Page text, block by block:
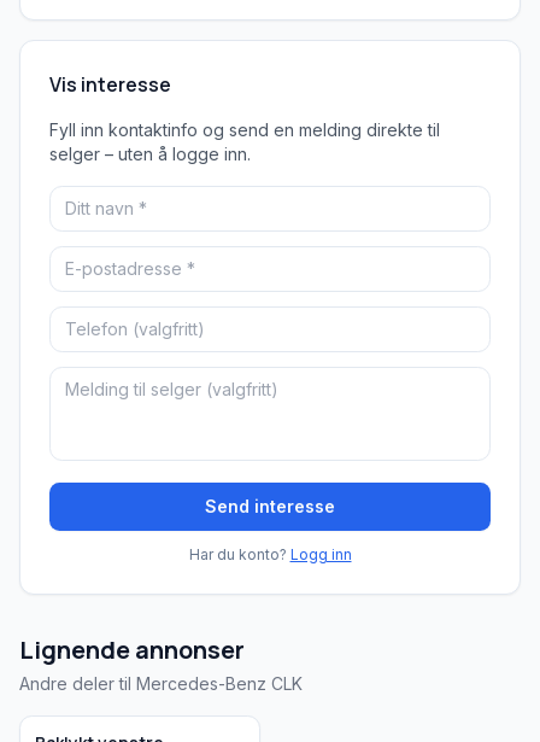
Vis interesse
Fyll inn kontaktinfo og send en melding direkte til
selger – uten å logge inn.
Send interesse
Har du konto? Logg inn
Lignende annonser
Andre deler til Mercedes-Benz CLK
Brukt - god tilstand